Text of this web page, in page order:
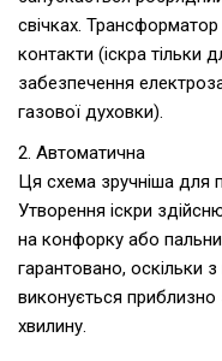
свічках.
контакти (іскра тільки
забезпечення
газової духовки).
2. Автоматична
Ця схема зручніша для
Утворення іскри
на конфорку або
гарантовано, оскільки
виконується приблизно
хвилину.